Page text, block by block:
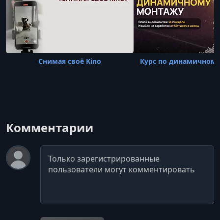
Снимая своё Kino Курс по
Комментарии
Комментарий